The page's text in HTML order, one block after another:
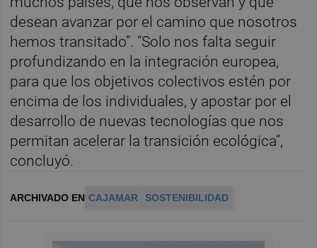
desean avanzar por el camino que nosotros
hemos transitado”. “Solo nos falta seguir
profundizando en la integración europea,
para que los objetivos colectivos estén por
encima de los individuales, y apostar por el
desarrollo de nuevas tecnologías que nos
permitan acelerar la transición ecológica”,
concluyó.
ARCHIVADO EN CAJAMAR SOSTENIBILIDAD